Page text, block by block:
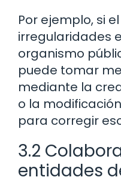
Por ejemplo, si
irregularidades
organismo
puede tomar
mediante la
o la
para corregir
3.2
entidades